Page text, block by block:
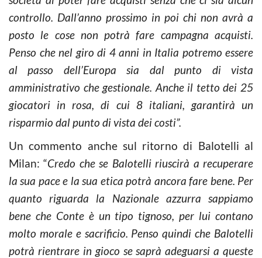
controllo. Dall’anno prossimo in poi chi non avrà a
posto le cose non potrà fare campagna acquisti.
Penso che nel giro di 4 anni in Italia potremo essere
al passo dell’Europa sia dal punto di vista
amministrativo che gestionale. Anche il tetto dei 25
giocatori in rosa, di cui 8 italiani, garantirà un
risparmio dal punto di vista dei costi”.
Un commento anche sul ritorno di Balotelli al
Milan: “Credo che se Balotelli riuscirà a recuperare
la sua pace e la sua etica potrà ancora fare bene. Per
quanto riguarda la Nazionale azzurra sappiamo
bene che Conte è un tipo tignoso, per lui contano
molto morale e sacrificio. Penso quindi che Balotelli
potrà rientrare in gioco se saprà adeguarsi a queste